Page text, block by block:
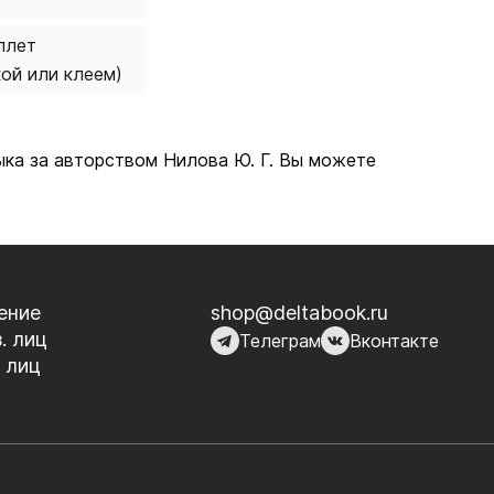
или клеем)
за авторством Нилова Ю. Г. Вы можете
лиц
лиц
shop@deltabook.ru
Телеграм Вконтакте